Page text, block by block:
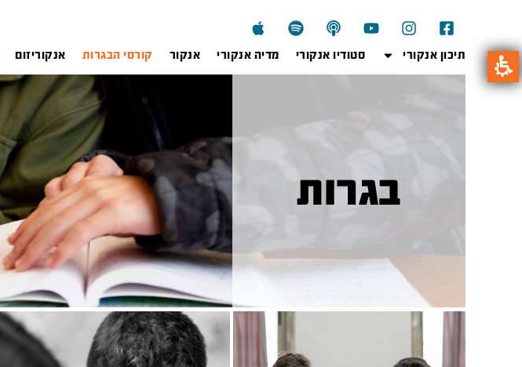
תיכון אנקורי סטודיו אנקורי מדיה אנקורי אנקור קורסי הבגרות אנקוריזום
בגרות